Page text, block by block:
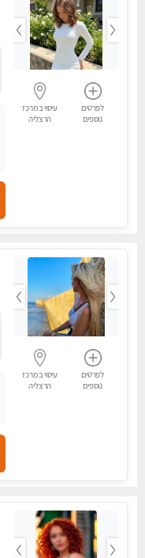
לפרטים
נוספים
עיסוי במרכז
הרצליה
לפרטים
נוספים
עיסוי במרכז
הרצליה